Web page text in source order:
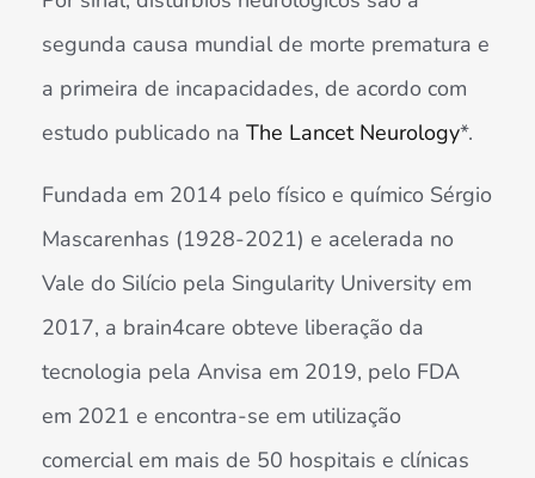
segunda causa mundial de morte prematura e
a primeira de incapacidades, de acordo com
estudo publicado na The Lancet Neurology*.
Fundada em 2014 pelo físico e químico Sérgio
Mascarenhas (1928-2021) e acelerada no
Vale do Silício pela Singularity University em
2017, a brain4care obteve liberação da
tecnologia pela Anvisa em 2019, pelo FDA
em 2021 e encontra-se em utilização
comercial em mais de 50 hospitais e clínicas